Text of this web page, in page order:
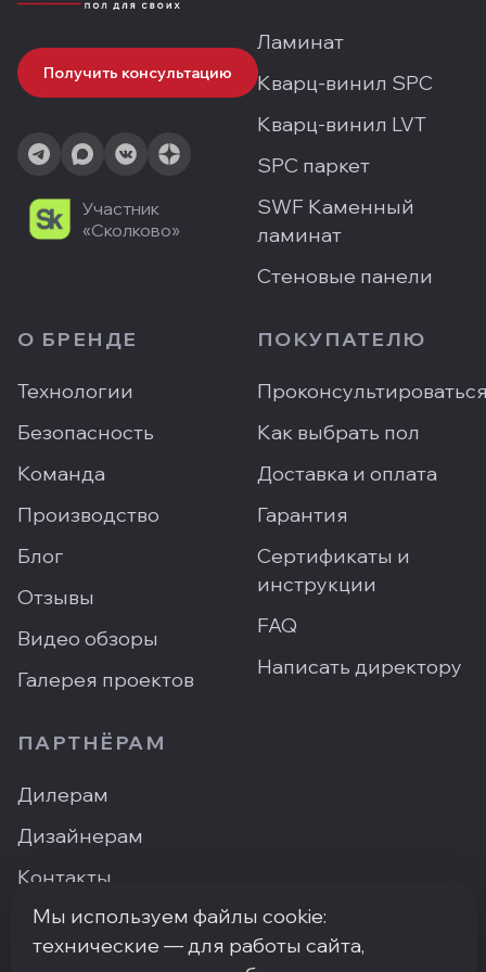
Получить консультацию
Участник
«Сколково»
Ламинат
Кварц-винил SPC
Кварц-винил LVT
SPC паркет
SWF Каменный
ламинат
Стеновые панели
О БРЕНДЕ
Технологии
Безопасность
Команда
Производство
Блог
Отзывы
Видео обзоры
Галерея проектов
ПОКУПАТЕЛЮ
Как выбрать пол
Доставка и оплата
Гарантия
Сертификаты и
инструкции
FAQ
Написать директору
ПАРТНЁРАМ
Дилерам
Дизайнерам
Контакты
Где купить
Мы используем файлы cookie:
технические — для работы сайта,